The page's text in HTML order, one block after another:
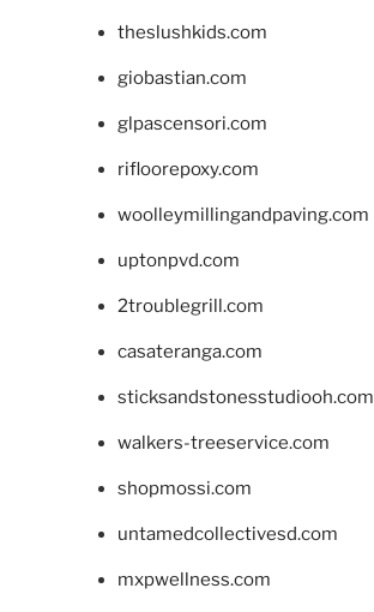
theslushkids.com
giobastian.com
glpascensori.com
rifloorepoxy.com
woolleymillingandpaving.com
uptonpvd.com
2troublegrill.com
casateranga.com
sticksandstonesstudiooh.com
walkers-treeservice.com
shopmossi.com
untamedcollectivesd.com
mxpwellness.com